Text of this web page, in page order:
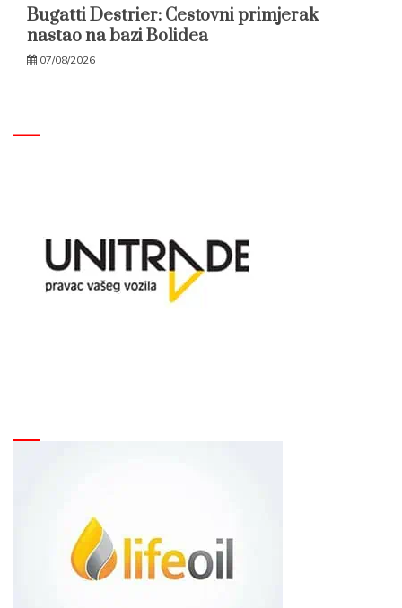
Bugatti Destrier: Cestovni primjerak
nastao na bazi Bolidea
07/08/2026